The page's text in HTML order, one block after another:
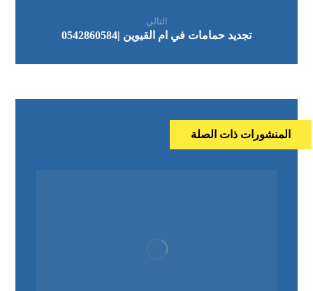
التالي
تجديد حمامات في ام القيوين |0542860584
المنشورات ذات الصلة